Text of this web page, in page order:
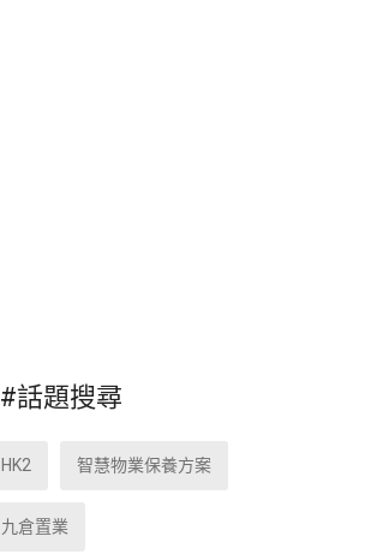
#話題搜尋
HK2 智慧物業保養方案
九倉置業